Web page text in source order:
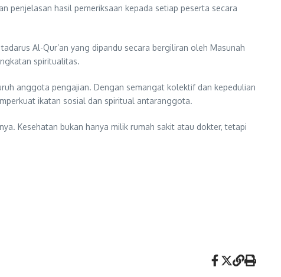
penjelasan hasil pemeriksaan kepada setiap peserta secara
Al-Qur’an yang dipandu secara bergiliran oleh Masunah
spiritualitas.
anggota pengajian. Dengan semangat kolektif dan kepedulian
ikatan sosial dan spiritual antaranggota.
Kesehatan bukan hanya milik rumah sakit atau dokter, tetapi